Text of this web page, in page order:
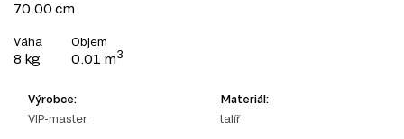
70.00 cm
Váha
8 kg
Objem
0.01 m3
Výrobce:
VIP-master
Materiál:
talíř